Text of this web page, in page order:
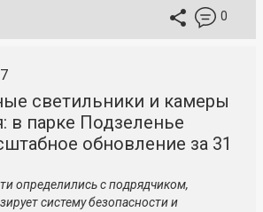
0
светильники и камеры
в парке Подзеленье
обновление за 31
определились с подрядчиком,
систему безопасности и